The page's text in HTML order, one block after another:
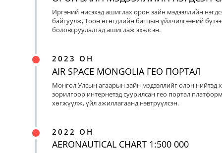
Иргэний нисэхэд ашиглах орон зайн мэдээллийн
байгуулж, Тоон өгөгдлийн багцын үйлчилгээний
боловсруулалтад ашиглаж эхэлсэн.
2023 ОН
AIR SPACE MONGOLIA ГЕО ПОРТАЛ
Монгол Улсын агаарын зайн мэдээллийг олон нийтэд
зорилгоор интернетэд суурилсан гео портал
хөгжүүлж, үйл ажиллагаанд нэвтрүүлсэн.
2022 ОН
AERONAUTICAL CHART 1:500 000